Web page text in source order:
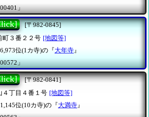
」
[〒982-0845]
町３番２２号 [地図等]
位(1カ寺)の『大年寺 』
」
[〒982-0841]
４丁目４番１号 [地図等]
位(10カ寺)の『大満寺』